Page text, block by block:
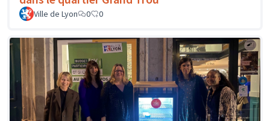
Ville de Lyon 0 0